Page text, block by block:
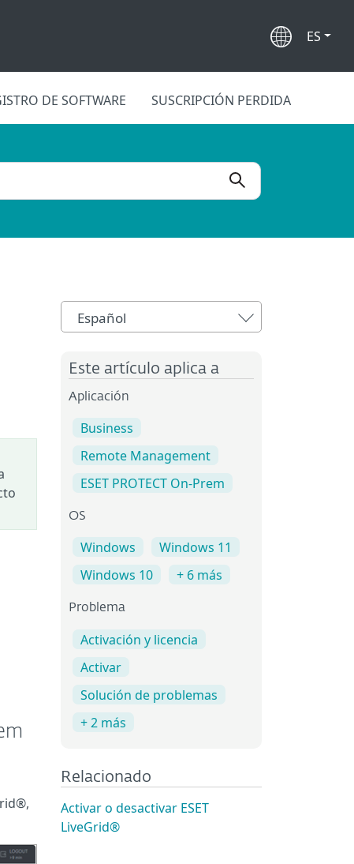
ES
DE SOFTWARE SUSCRIPCIÓN PERDIDA
Español
Este artículo aplica a
Aplicación
Business
Remote Management
ESET PROTECT On-Prem
OS
Windows
Windows 11
Windows 10
+ 6 más
Problema
Activación y licencia
Activar
Solución de problemas
+ 2 más
Relacionado
Activar o desactivar ESET
LiveGrid®